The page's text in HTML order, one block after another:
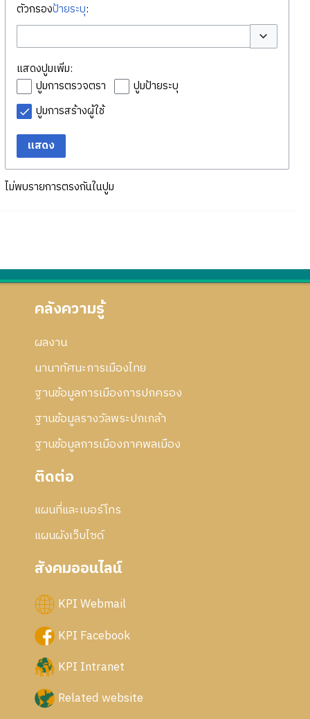
ตัวกรองป้ายระบุ:
สลับตัวเลือก
แสดงปูมเพิ่ม:
ปูมการตรวจตรา
ปูมป้ายระบุ
ปูมการสร้างผู้ใช้
แสดง
ไม่พบรายการตรงกันในปูม
คลังความรู้
ผลงาน
นานาทัศนะการเมืองไทย
ฐานข้อมูลการเมืองการปกครอง
ฐานข้อมูลรางวัลพระปกเกล้า
ฐานข้อมูลการเมืองภาคพลเมือง
ติดต่อ
แผนที่และเบอร์โทร
แผนผังเว็บไซด์
สังคมออนไลน์
KPI Webmail
KPI Facebook
KPI Intranet
Related website